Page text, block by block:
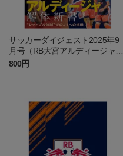
サッカーダイジェスト2025年9
月号（RB大宮アルディージャ特
集号）
800円